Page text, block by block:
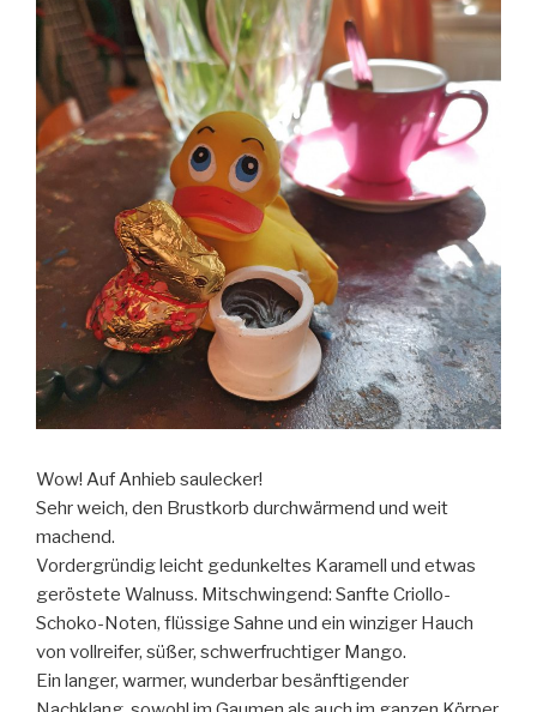
Wow! Auf Anhieb saulecker!
Sehr weich, den Brustkorb durchwärmend und weit
machend.
Vordergründig leicht gedunkeltes Karamell und etwas
geröstete Walnuss. Mitschwingend: Sanfte Criollo-
Schoko-Noten, flüssige Sahne und ein winziger Hauch
von vollreifer, süßer, schwerfruchtiger Mango.
Ein langer, warmer, wunderbar besänftigender